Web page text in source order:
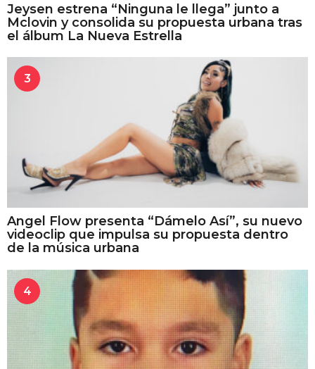
Jeysen estrena “Ninguna le llega” junto a
Mclovin y consolida su propuesta urbana tras
el álbum La Nueva Estrella
3
Angel Flow presenta “Dámelo Así”, su nuevo
videoclip que impulsa su propuesta dentro
de la música urbana
4